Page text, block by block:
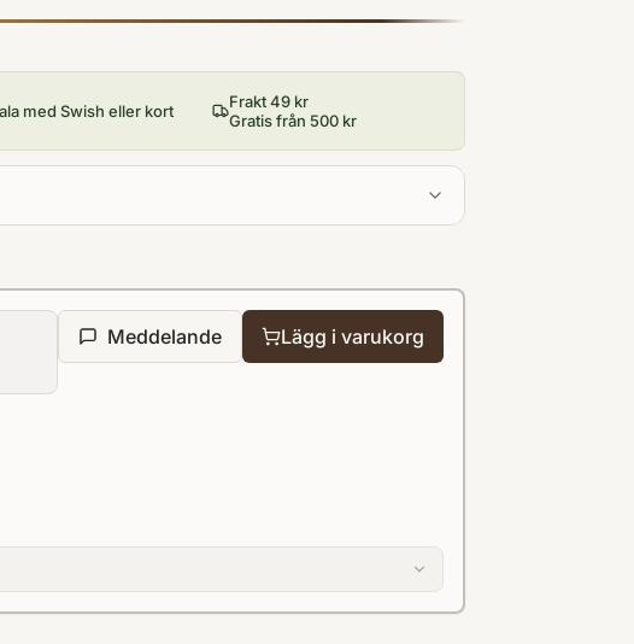
med Swish eller kort
Frakt 49 kr
Gratis från 500 kr
Meddelande Lägg i varukorg